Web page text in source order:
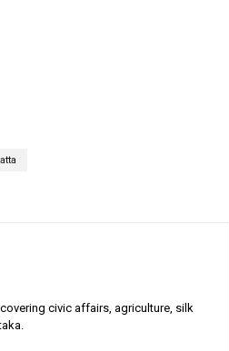
civic affairs, agriculture, silk